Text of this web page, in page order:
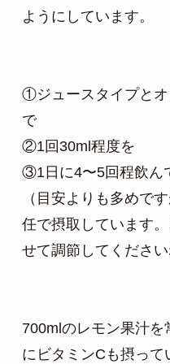
ようにしています。
①ジュースタイプと
で
②1回30ml程度を
③1日に4〜5回程飲ん
（目安よりも多めで
任で摂取しています
せて調節してください
700mlのレモン果汁
にビタミンCも摂って